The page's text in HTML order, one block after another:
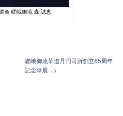
会 嵯峨御流 森 誌恵
嵯峨御流華道丹円司所創立65周年
記念華展... >